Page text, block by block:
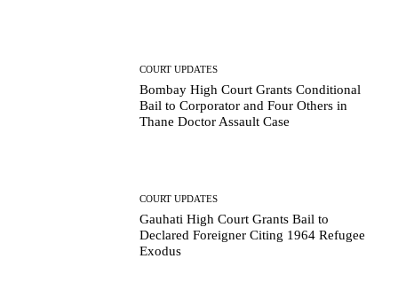
COURT UPDATES
Bombay High Court Grants Conditional
Bail to Corporator and Four Others in
Thane Doctor Assault Case
COURT UPDATES
Gauhati High Court Grants Bail to
Declared Foreigner Citing 1964 Refugee
Exodus